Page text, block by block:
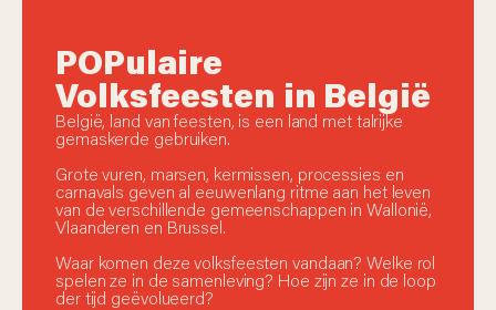
POPulaire
Volksfeesten in België
België, land van feesten, is een land met talrijke
gemaskerde gebruiken.
Grote vuren, marsen, kermissen, processies en
carnavals geven al eeuwenlang ritme aan het leven
van de verschillende gemeenschappen in Wallonië,
Vlaanderen en Brussel.
Waar komen deze volksfeesten vandaan? Welke rol
spelen ze in de samenleving? Hoe zijn ze in de loop
der tijd geëvolueerd?